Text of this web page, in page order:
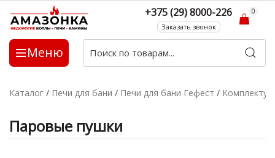
Меню
+375 (29) 8000-226
Заказать звонок
0
Каталог / Печи для бани / Печи для бани Гефест /
Паровые пушки